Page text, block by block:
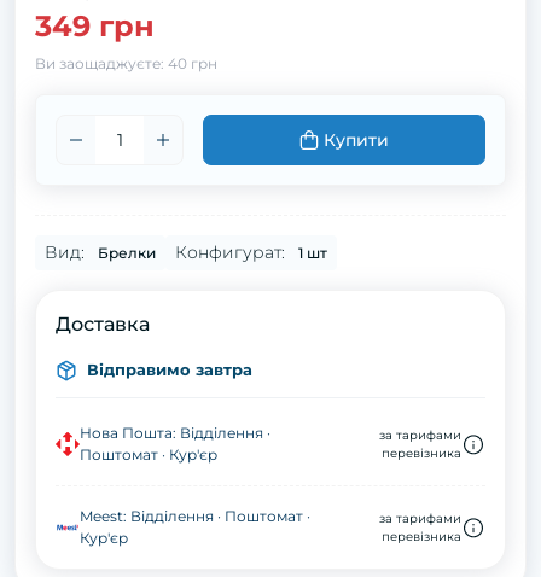
349 грн
Ви заощаджуєте: 40 грн
Купити
Вид: Брелки Конфигурат: 1 шт
Доставка
Відправимо завтра
Нова Пошта: Відділення ·
Поштомат · Кур'єр
за тарифами
перевізника
Meest: Відділення · Поштомат ·
Кур'єр
за тарифами
перевізника